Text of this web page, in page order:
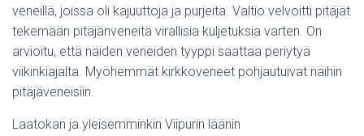
veneillä, joissa oli kajuuttoja ja purjeita. Valtio velvoitti pitäjät
tekemään pitäjänveneitä virallisia kuljetuksia varten. On
arvioitu, että näiden veneiden tyyppi saattaa periytyä
viikinkiajalta. Myöhemmät kirkkoveneet pohjautuivat näihin
pitäjäveneisiin.
Laatokan ja yleisemminkin Viipurin läänin